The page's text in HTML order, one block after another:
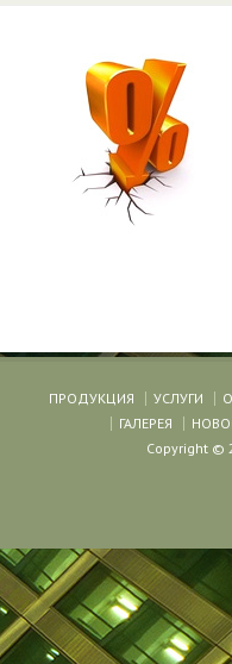
ПРОДУКЦИЯ УСЛУГИ
ГАЛЕРЕЯ
Copyright ©